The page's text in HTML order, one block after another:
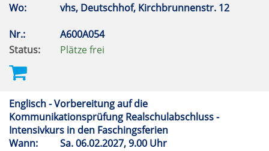
Wo:
vhs, Deutschhof, Kirchbrunnenstr. 12
Nr.:
A600A054
Status:
Plätze frei
Englisch - Vorbereitung auf die
Kommunikationsprüfung Realschulabschluss -
Intensivkurs in den Faschingsferien
Wann:
Sa.06.02.2027, 9.00 Uhr